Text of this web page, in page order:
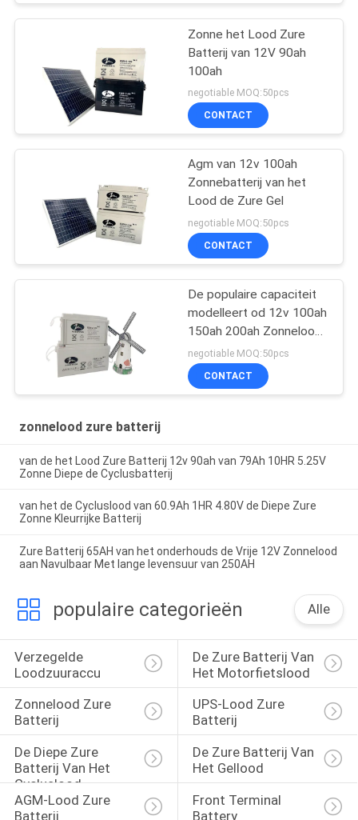
Zonne het Lood Zure
Batterij van 12V 90ah
100ah
negotiable MOQ:50pcs
CONTACT
Agm van 12v 100ah
Zonnebatterij van het
Lood de Zure Gel
negotiable MOQ:50pcs
CONTACT
De populaire capaciteit
modelleert od 12v 100ah
150ah 200ah Zonnelood
Zure Batterij voor het
systeem van het
huiszonnepaneel
negotiable MOQ:50pcs
CONTACT
zonnelood zure batterij
van de het Lood Zure Batterij 12v 90ah van 79Ah 10HR 5.25V
Zonne Diepe de Cyclusbatterij
van het de Cycluslood van 60.9Ah 1HR 4.80V de Diepe Zure
Zonne Kleurrijke Batterij
Zure Batterij 65AH van het onderhouds de Vrije 12V Zonnelood
aan Navulbaar Met lange levensuur van 250AH
populaire categorieën Alle
Verzegelde
Loodzuuraccu
De Zure Batterij Van
Het Motorfietslood
Zonnelood Zure
Batterij
UPS-Lood Zure
Batterij
De Diepe Zure
Batterij Van Het
Cycluslood
De Zure Batterij Van
Het Gellood
AGM-Lood Zure
Batterij
Front Terminal
Battery